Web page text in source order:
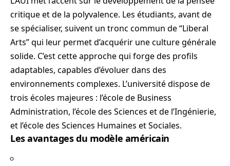
critique et de la polyvalence. Les étudiants, avant de
se spécialiser, suivent un tronc commun de “Liberal
Arts” qui leur permet d’acquérir une culture générale
solide. C’est cette approche qui forge des profils
adaptables, capables d’évoluer dans des
environnements complexes. L’université dispose de
trois écoles majeures : l’école de Business
Administration, l’école des Sciences et de l’Ingénierie,
et l’école des Sciences Humaines et Sociales.
Les avantages du modèle américain